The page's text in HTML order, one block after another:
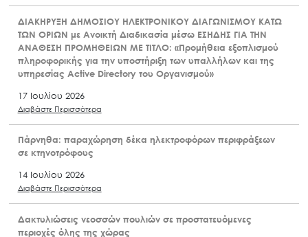
ΔΙΑΚΗΡΥΞΗ ΔΗΜΟΣΙΟΥ ΗΛΕΚΤΡΟΝΙΚΟΥ ΔΙΑΓΩΝΙΣΜΟΥ ΚΑΤΩ
ΤΩΝ ΟΡΙΩΝ με Ανοικτή Διαδικασία μέσω ΕΣΗΔΗΣ ΓΙΑ ΤΗΝ
ΑΝΑΘΕΣΗ ΠΡΟΜΗΘΕΙΩΝ ΜΕ ΤΙΤΛΟ: «Προμήθεια εξοπλισμού
πληροφορικής για την υποστήριξη των υπαλλήλων και της
υπηρεσίας Active Directory του Οργανισμού»
17 Ιουλίου 2026
Διαβάστε Περισσότερα
Πάρνηθα: παραχώρηση δέκα ηλεκτροφόρων περιφράξεων
σε κτηνοτρόφους
14 Ιουλίου 2026
Διαβάστε Περισσότερα
Δακτυλιώσεις νεοσσών πουλιών σε προστατευόμενες
περιοχές όλης της χώρας